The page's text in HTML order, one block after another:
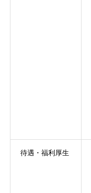
待遇・福利厚生